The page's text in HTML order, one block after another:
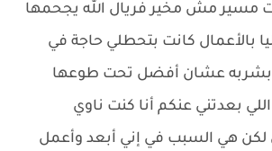
مسير مش مخير فريال الله يجحمها
بالأعمال كانت بتحطلي حاجة في
بشربه عشان أفضل تحت طوعها
بعدتني عنكم أنا كنت ناوي
لكن هي السبب في إني أبعد وأعمل